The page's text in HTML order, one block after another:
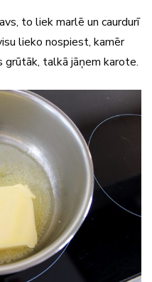
to liek marlē un caurdurī
lieko nospiest, kamēr
grūtāk, talkā jāņem karote.